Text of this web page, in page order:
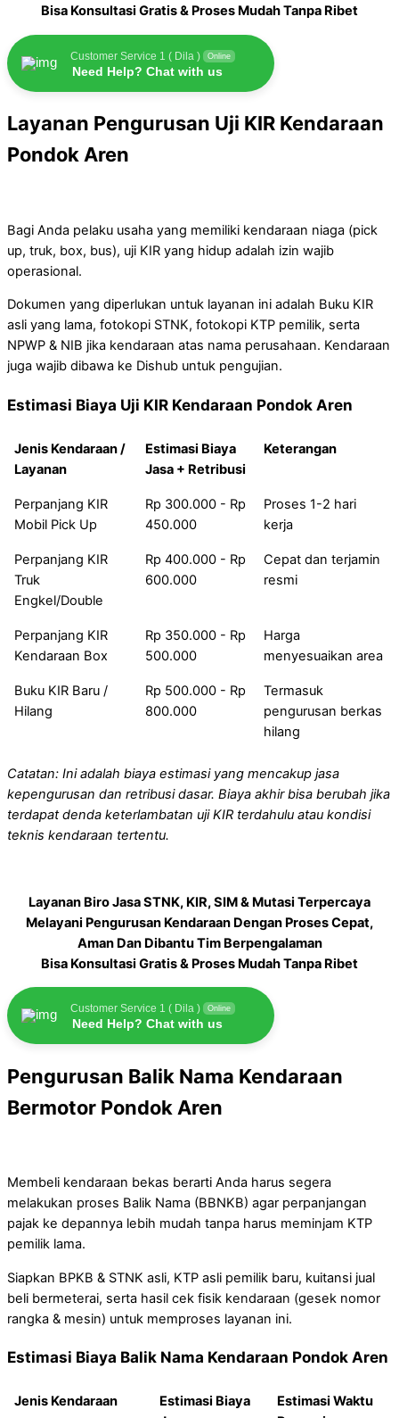
Bisa Konsultasi Gratis & Proses Mudah Tanpa Ribet
Customer Service 1 ( Dila ) Online
Need Help? Chat with us
Layanan Pengurusan Uji KIR Kendaraan
Pondok Aren
Bagi Anda pelaku usaha yang memiliki kendaraan niaga (pick
up, truk, box, bus), uji KIR yang hidup adalah izin wajib
operasional.
Dokumen yang diperlukan untuk layanan ini adalah Buku KIR
asli yang lama, fotokopi STNK, fotokopi KTP pemilik, serta
NPWP & NIB jika kendaraan atas nama perusahaan. Kendaraan
juga wajib dibawa ke Dishub untuk pengujian.
Estimasi Biaya Uji KIR Kendaraan Pondok Aren
Jenis Kendaraan /
Layanan
Estimasi Biaya
Jasa + Retribusi
Keterangan
Perpanjang KIR
Mobil Pick Up
Rp 300.000 - Rp
450.000
Proses 1-2 hari
kerja
Perpanjang KIR
Truk
Engkel/Double
Rp 400.000 - Rp
600.000
Cepat dan terjamin
resmi
Perpanjang KIR
Kendaraan Box
Rp 350.000 - Rp
500.000
Harga
menyesuaikan area
Buku KIR Baru /
Hilang
Rp 500.000 - Rp
800.000
Termasuk
pengurusan berkas
hilang
Catatan: Ini adalah biaya estimasi yang mencakup jasa
kepengurusan dan retribusi dasar. Biaya akhir bisa berubah jika
terdapat denda keterlambatan uji KIR terdahulu atau kondisi
teknis kendaraan tertentu.
Layanan Biro Jasa STNK, KIR, SIM & Mutasi Terpercaya
Melayani Pengurusan Kendaraan Dengan Proses Cepat,
Aman Dan Dibantu Tim Berpengalaman
Bisa Konsultasi Gratis & Proses Mudah Tanpa Ribet
Customer Service 1 ( Dila ) Online
Need Help? Chat with us
Pengurusan Balik Nama Kendaraan
Bermotor Pondok Aren
Membeli kendaraan bekas berarti Anda harus segera
melakukan proses Balik Nama (BBNKB) agar perpanjangan
pajak ke depannya lebih mudah tanpa harus meminjam KTP
pemilik lama.
Siapkan BPKB & STNK asli, KTP asli pemilik baru, kuitansi jual
beli bermeterai, serta hasil cek fisik kendaraan (gesek nomor
rangka & mesin) untuk memproses layanan ini.
Estimasi Biaya Balik Nama Kendaraan Pondok Aren
Jenis Kendaraan
Estimasi Biaya
Estimasi Waktu